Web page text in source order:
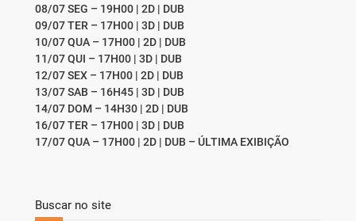
08/07 SEG – 19H00 | 2D | DUB
09/07 TER – 17H00 | 3D | DUB
10/07 QUA – 17H00 | 2D | DUB
11/07 QUI – 17H00 | 3D | DUB
12/07 SEX – 17H00 | 2D | DUB
13/07 SAB – 16H45 | 3D | DUB
14/07 DOM – 14H30 | 2D | DUB
16/07 TER – 17H00 | 3D | DUB
17/07 QUA – 17H00 | 2D | DUB – ÚLTIMA EXIBIÇÃO
Buscar no site